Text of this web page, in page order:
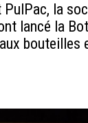
la
lancé la
aux bouteilles